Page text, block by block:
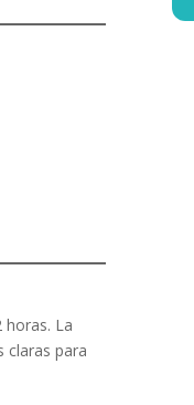
horas. La
claras para